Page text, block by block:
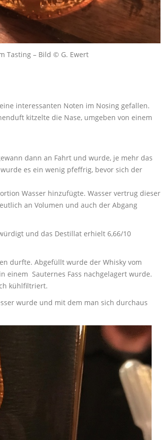
Tasting – Bild © G. Ewert
interessanten Noten im Nosing gefallen.
kitzelte die Nase, umgeben von einem
dann an Fahrt und wurde, je mehr das
es ein wenig pfeffrig, bevor sich der
Wasser hinzufügte. Wasser vertrug dieser
an Volumen und auch der Abgang
und das Destillat erhielt 6,66/10
durfte. Abgefüllt wurde der Whisky vom
einem Sauternes Fass nachgelagert wurde.
kühlfiltriert.
wurde und mit dem man sich durchaus